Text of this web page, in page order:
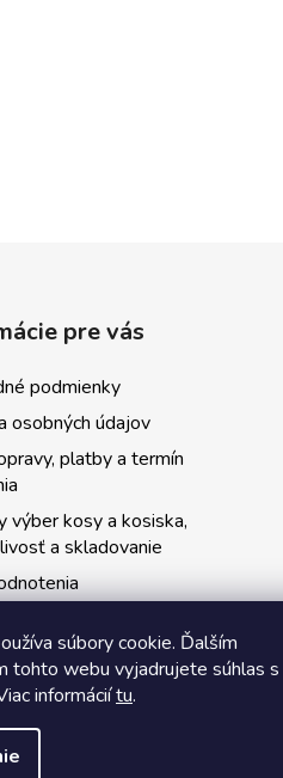
súbory cookie. Ďalším
tohto webu vyjadrujete súhlas s
informáciítu.
pre vás
podmienky
osobných údajov
platby a termín
výber kosy a kosiska,
a skladovanie
kosecký spolok
kurzov